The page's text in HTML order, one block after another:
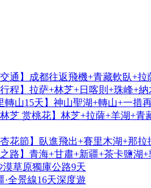
通】成都往返飛機+青藏軟臥+
程】拉萨+林芝+日喀則+珠峰+納
轉山15天】神山聖湖+轉山+一措
芝 赏桃花】林芝+拉薩+羊湖+青
花節】臥進飛出+賽里木湖+那
路】青海+甘肅+新疆+茶卡鹽湖
漠草原獨庫公路9天
·全景線16天深度遊